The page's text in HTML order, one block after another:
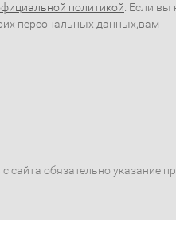
политикой . Если вы
персональных данных,вам
сайта обязательно указание